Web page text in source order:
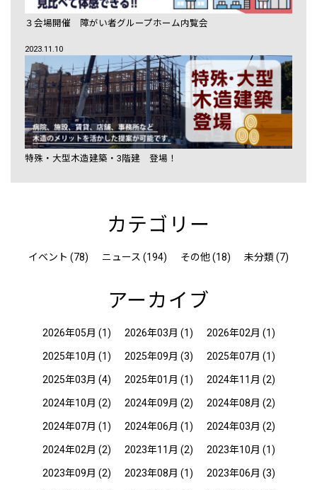
３会場開催 障がい者グループホーム内覧会
2023.11.10
特殊・大型木造建築・3階建 登場！
カテゴリー
イベント (78) ニュース (194) その他 (18) 未分類 (7)
アーカイブ
2026年05月 (1) 2026年03月 (1) 2026年02月 (1)
2025年10月 (1) 2025年09月 (3) 2025年07月 (1)
2025年03月 (4) 2025年01月 (1) 2024年11月 (2)
2024年10月 (2) 2024年09月 (2) 2024年08月 (2)
2024年07月 (1) 2024年06月 (1) 2024年03月 (2)
2024年02月 (2) 2023年11月 (2) 2023年10月 (1)
2023年09月 (2) 2023年08月 (1) 2023年06月 (3)